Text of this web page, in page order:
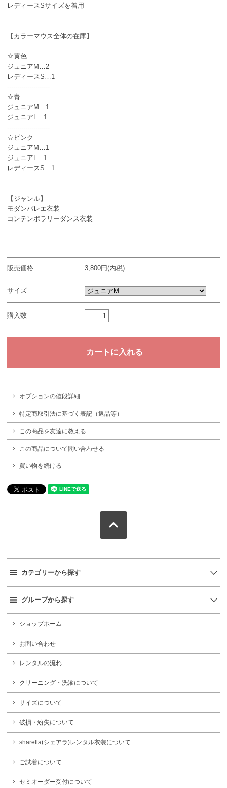
レディースSサイズを着用
【カラーマウス全体の在庫】
☆黄色
ジュニアM…2
レディースS…1
---------------------
☆青
ジュニアM…1
ジュニアL…1
---------------------
☆ピンク
ジュニアM…1
ジュニアL…1
レディースS…1
【ジャンル】
モダンバレエ衣装
コンテンポラリーダンス衣装
販売価格 3,800円(内税)
サイズ
購入数
オプションの値段詳細
特定商取引法に基づく表記（返品等）
この商品を友達に教える
この商品について問い合わせる
買い物を続ける
カテゴリーから探す
グループから探す
ショップホーム
お問い合わせ
レンタルの流れ
クリーニング・洗濯について
サイズについて
破損・紛失について
sharella(シェアラ)レンタル衣装について
ご試着について
セミオーダー受付について